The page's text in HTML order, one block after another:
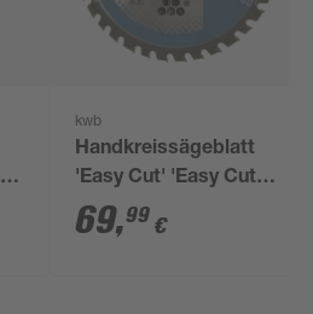
kwb
Handkreissägeblatt
'Easy Cut' 'Easy Cut'
Ø 190 x 2,8 x 16 mm
69,99 €